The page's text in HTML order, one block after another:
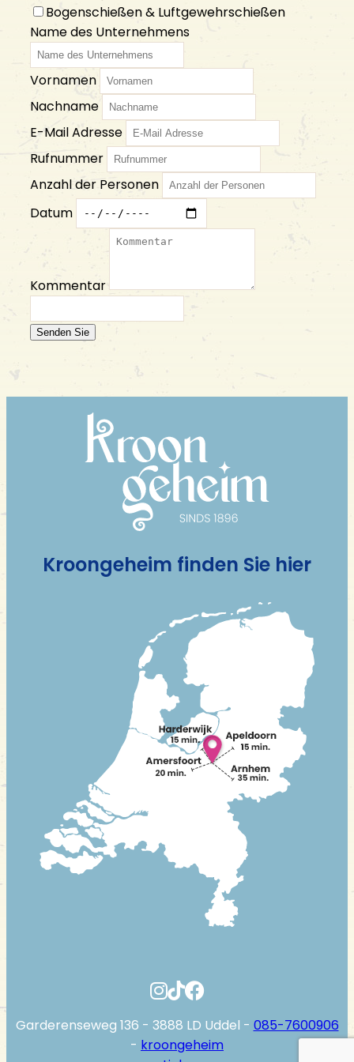
KONTAKT
Kontakt aufnehmen
Die Öffnungszeiten
FAQ
Offene Stellen
Bogenschießen & Luftgewehrschießen
Name des Unternehmens
Vornamen
Nachname
E-Mail Adresse
Rufnummer
Anzahl der Personen
Datum
Kommentar
Kroongeheim finden Sie hier
Garderenseweg 136 - 3888 LD Uddel - 085-7600906
- kroongeheim